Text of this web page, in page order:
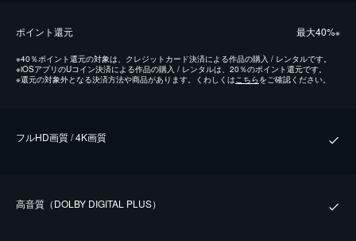
ポイント還元 最⼤40%※
※40％ポイント還元の対象は、クレジットカード決済による作品の購入 / レンタルです。
※iOSアプリのUコイン決済による作品の購入 / レンタルは、20％のポイント還元です。
※還元の対象外となる決済方法や商品があります。くわしくはこちらをご確認ください。
フルHD画質 / 4K画質
⾼⾳質（DOLBY DIGITAL PLUS）